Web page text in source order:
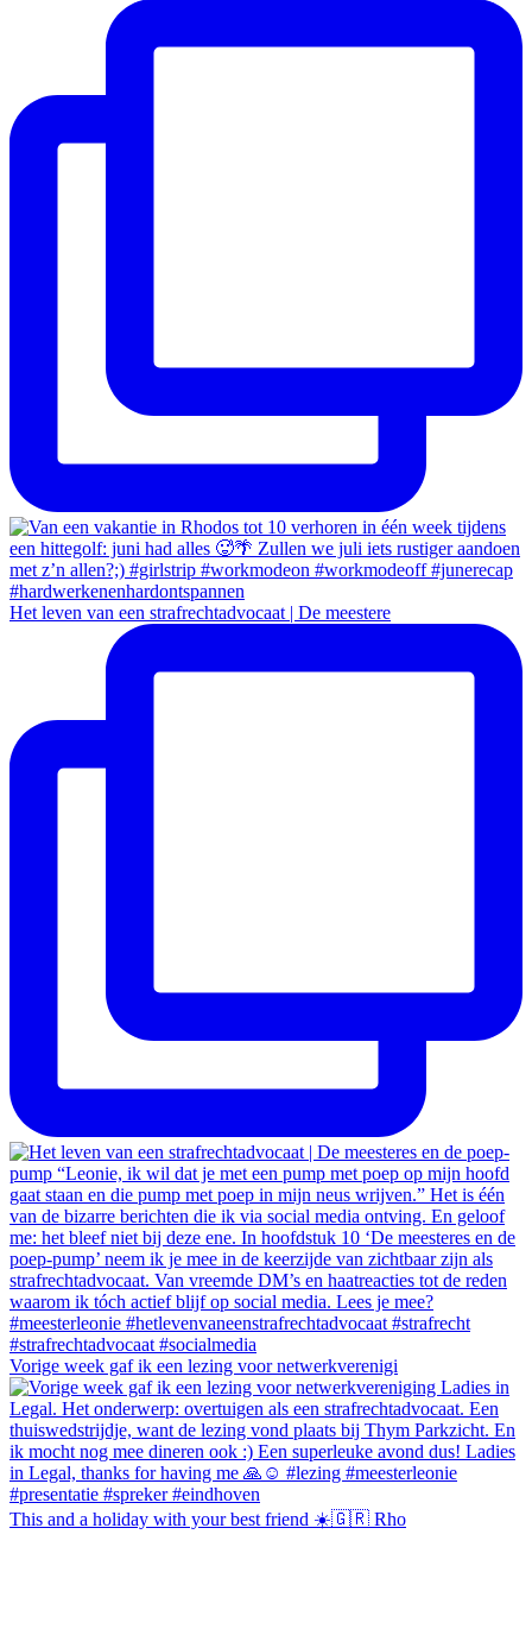
Het leven van een strafrechtadvocaat | De meestere
Vorige week gaf ik een lezing voor netwerkverenigi
This and a holiday with your best friend ☀️🇬🇷 Rho